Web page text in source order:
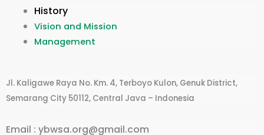
History
Vision and Mission
Management
Jl. Kaligawe Raya No. Km. 4, Terboyo Kulon, Genuk District,
Semarang City 50112, Central Java – Indonesia
Email : ybwsa.org@gmail.com